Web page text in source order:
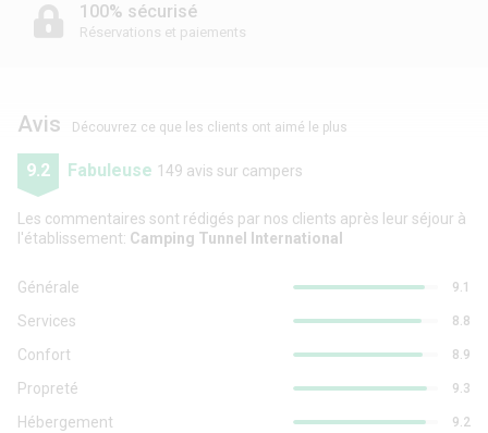
100% sécurisé
Réservations et paiements
Avis Découvrez ce que les clients ont aimé le plus
9.2 Fabuleuse 149 avis sur campers
Les commentaires sont rédigés par nos clients après leur séjour à
l'établissement: Camping Tunnel International
Générale 9.1
Services 8.8
Confort 8.9
Propreté 9.3
Hébergement 9.2